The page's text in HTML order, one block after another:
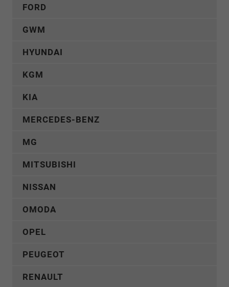
FORD
GWM
HYUNDAI
KGM
KIA
MERCEDES-BENZ
MG
MITSUBISHI
NISSAN
OMODA
OPEL
PEUGEOT
RENAULT